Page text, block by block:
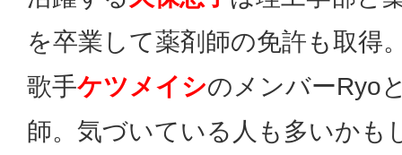
を卒業して薬剤師の免許も取得
歌手ケツメイシのメンバーRyo
師。気づいている人も多いかも